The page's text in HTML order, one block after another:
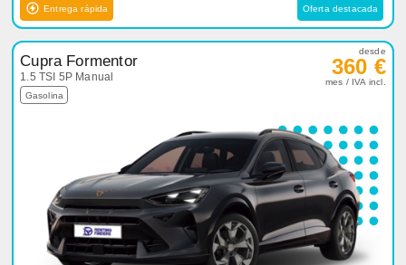
Entrega rápida Oferta destacada
Cupra Formentor
1.5 TSI 5P Manual
Gasolina
desde
360 €
mes / IVA incl.